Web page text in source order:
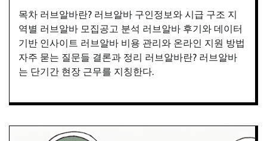
목차 러브알바란? 러브알바 구인정보와 시급 구조 지
역별 러브알바 모집공고 분석 러브알바 후기와 데이터
기반 인사이트 러브알바 비용 관리와 온라인 지원 방법
자주 묻는 질문들 결론과 정리 러브알바란? 러브알바
는 단기간 현장 근무를 지칭한다.